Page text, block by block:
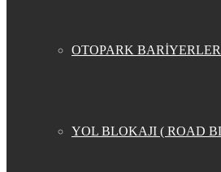
OTOPARK
YOL BLOKAJI ( ROAD